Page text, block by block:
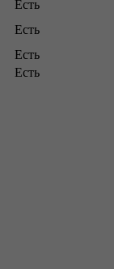
Есть
Есть
Есть
Есть